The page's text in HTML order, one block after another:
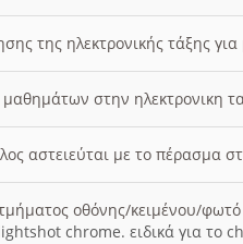
της ηλεκτρονικής τάξης
μαθημάτων στην ηλεκτρονικη
αστειεύται με το πέρασμα
οθόνης/κειμένου/
chrome. ειδικά για το